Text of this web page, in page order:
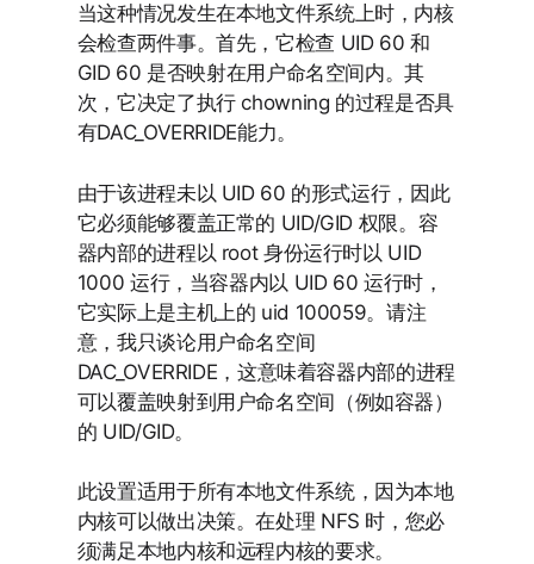
当这种情况发生在本地文件系统上时，内核
会检查两件事。首先，它检查 UID 60 和
GID 60 是否映射在用户命名空间内。其
次，它决定了执行 chowning 的过程是否具
有DAC_OVERRIDE能力。
由于该进程未以 UID 60 的形式运行，因此
它必须能够覆盖正常的 UID/GID 权限。容
器内部的进程以 root 身份运行时以 UID
1000 运行，当容器内以 UID 60 运行时，
它实际上是主机上的 uid 100059。请注
意，我只谈论用户命名空间
DAC_OVERRIDE，这意味着容器内部的进程
可以覆盖映射到用户命名空间（例如容器）
的 UID/GID。
此设置适用于所有本地文件系统，因为本地
内核可以做出决策。在处理 NFS 时，您必
须满足本地内核和远程内核的要求。